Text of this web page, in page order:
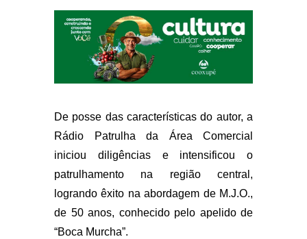
De posse das características do autor, a
Rádio Patrulha da Área Comercial
iniciou diligências e intensificou o
patrulhamento na região central,
logrando êxito na abordagem de M.J.O.,
de 50 anos, conhecido pelo apelido de
“Boca Murcha”.